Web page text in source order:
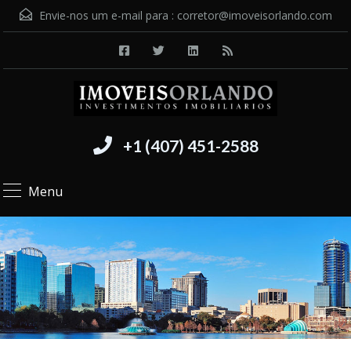
Envie-nos um e-mail para : corretor@imoveisorlando.com
+1 (407) 451-2588
Menu